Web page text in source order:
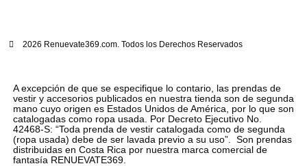
2026 Renuevate369.com. Todos los Derechos Reservados
A excepción de que se especifique lo contario, las prendas de
vestir y accesorios publicados en nuestra tienda son de segunda
mano cuyo origen es Estados Unidos de América, por lo que son
catalogadas como ropa usada. Por Decreto Ejecutivo No.
42468-S: “Toda prenda de vestir catalogada como de segunda
(ropa usada) debe de ser lavada previo a su uso”. Son prendas
distribuidas en Costa Rica por nuestra marca comercial de
fantasía RENUEVATE369.